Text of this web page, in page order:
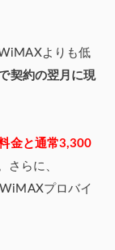
よりも低
契約の翌月に現
金と通常3,300
さらに、
プロバイ